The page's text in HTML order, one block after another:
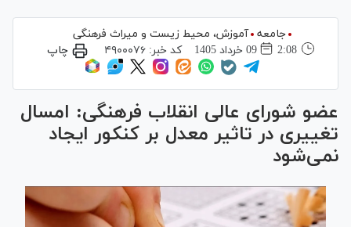
جامعه
آموزش،‌ محیط زیست و میراث فرهنگی
2:08
09 خرداد 1405 کد خبر:۴۹۰۰۰۷۶ چاپ
عضو شورای عالی انقلاب فرهنگی: امسال
تغییری در تاثیر معدل بر کنکور ایجاد
نمی‌شود